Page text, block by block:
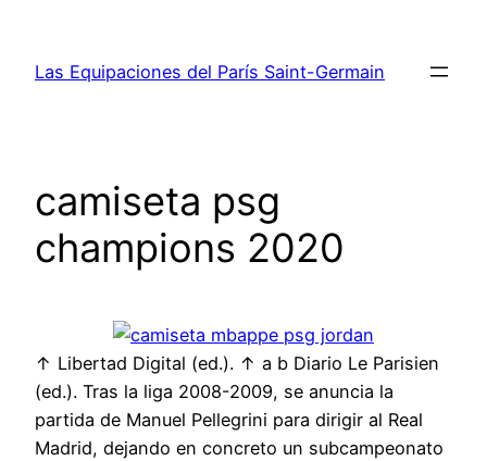
contenido
Las Equipaciones del París Saint-Germain
camiseta psg
champions 2020
↑ Libertad Digital (ed.). ↑ a b Diario Le Parisien
(ed.). Tras la liga 2008-2009, se anuncia la
partida de Manuel Pellegrini para dirigir al Real
Madrid, dejando en concreto un subcampeonato